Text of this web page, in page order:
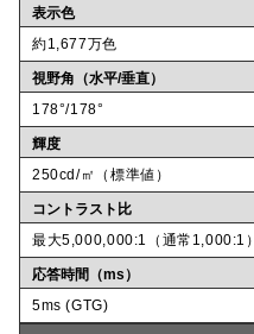
表示色
約1,677万色
視野角（水平/垂直）
178°/178°
輝度
250cd/㎡（標準値）
コントラスト比
最大5,000,000:1（通常1,000:1）
応答時間（ms）
5ms (GTG)